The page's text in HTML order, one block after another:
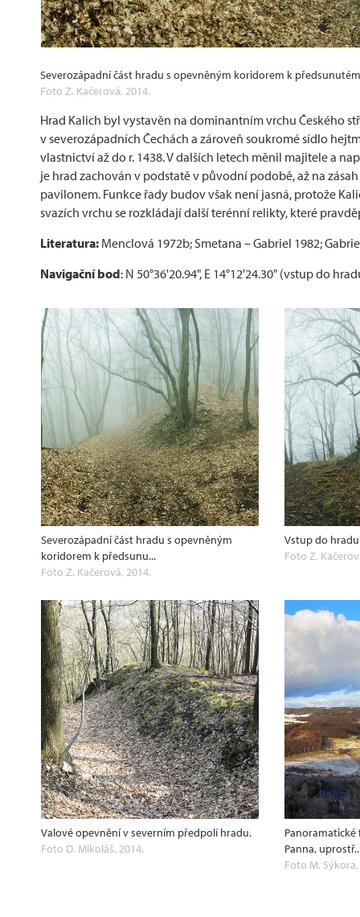
Severozápadní část hradu s opevněným koridorem k
Foto Z. Kačerová, 2014.
Hrad Kalich byl vystavěn na dominantním vrchu Českého
v severozápadních Čechách a zároveň soukromé sídlo
vlastnictví až do r. 1438. V dalších letech měnil majitele a
je hrad zachován v podstatě v původní podobě, až na
pavilonem. Funkce řady budov však není jasná, protože
svazích vrchu se rozkládají další terénní relikty, které
Literatura: Menclová 1972b; Smetana – Gabriel 1982;
Navigační bod: N 50°36'20.94", E 14°12'24.30" (vstup do
Severozápadní část hradu s opevněným
koridorem k předsunu...
Foto Z. Kačerová, 2014.
Vstup do
Foto Z.
Valové opevnění v severním předpolí hradu.
Foto D. Mikoláš, 2014.
Panoramatické
Panna,
Foto M.